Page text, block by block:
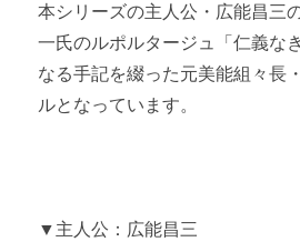
本シリーズの主人公・広能昌三
一氏のルポルタージュ「仁義な
なる手記を綴った元美能組々長
ルとなっています。
▼主人公：広能昌三